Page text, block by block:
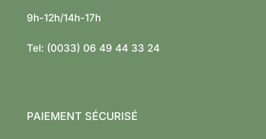
9h-12h/14h-17h
Tel: (0033) 06 49 44 33 24
PAIEMENT SÉCURISÉ